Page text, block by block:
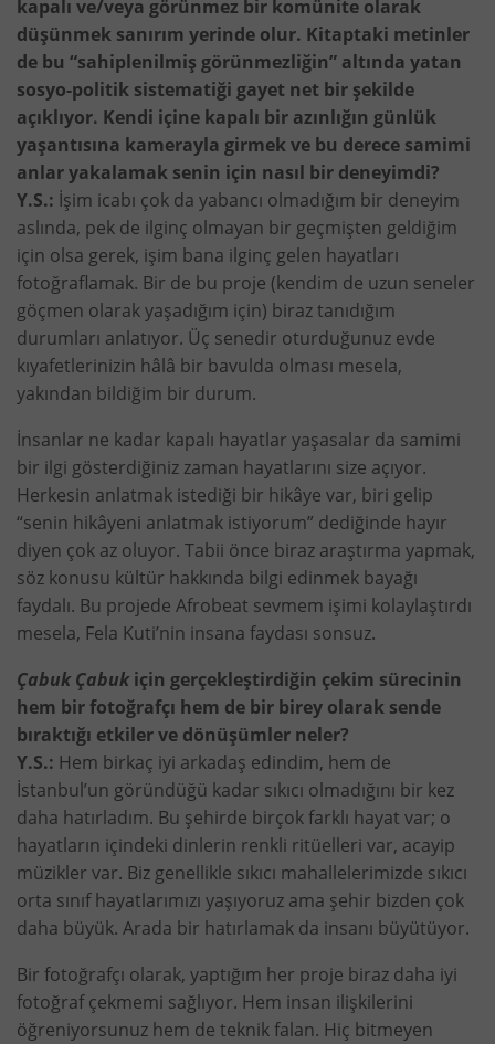
kapalı ve/veya görünmez bir komünite olarak
düşünmek sanırım yerinde olur. Kitaptaki metinler
de bu “sahiplenilmiş görünmezliğin” altında yatan
sosyo-politik sistematiği gayet net bir şekilde
açıklıyor. Kendi içine kapalı bir azınlığın günlük
yaşantısına kamerayla girmek ve bu derece samimi
anlar yakalamak senin için nasıl bir deneyimdi?
Y.S.: İşim icabı çok da yabancı olmadığım bir deneyim
aslında, pek de ilginç olmayan bir geçmişten geldiğim
için olsa gerek, işim bana ilginç gelen hayatları
fotoğraflamak. Bir de bu proje (kendim de uzun seneler
göçmen olarak yaşadığım için) biraz tanıdığım
durumları anlatıyor. Üç senedir oturduğunuz evde
kıyafetlerinizin hâlâ bir bavulda olması mesela,
yakından bildiğim bir durum.
İnsanlar ne kadar kapalı hayatlar yaşasalar da samimi
bir ilgi gösterdiğiniz zaman hayatlarını size açıyor.
Herkesin anlatmak istediği bir hikâye var, biri gelip
“senin hikâyeni anlatmak istiyorum” dediğinde hayır
diyen çok az oluyor. Tabii önce biraz araştırma yapmak,
söz konusu kültür hakkında bilgi edinmek bayağı
faydalı. Bu projede Afrobeat sevmem işimi kolaylaştırdı
mesela, Fela Kuti’nin insana faydası sonsuz.
Çabuk Çabuk için gerçekleştirdiğin çekim sürecinin
hem bir fotoğrafçı hem de bir birey olarak sende
bıraktığı etkiler ve dönüşümler neler?
Y.S.: Hem birkaç iyi arkadaş edindim, hem de
İstanbul’un göründüğü kadar sıkıcı olmadığını bir kez
daha hatırladım. Bu şehirde birçok farklı hayat var; o
hayatların içindeki dinlerin renkli ritüelleri var, acayip
müzikler var. Biz genellikle sıkıcı mahallelerimizde sıkıcı
orta sınıf hayatlarımızı yaşıyoruz ama şehir bizden çok
daha büyük. Arada bir hatırlamak da insanı büyütüyor.
Bir fotoğrafçı olarak, yaptığım her proje biraz daha iyi
fotoğraf çekmemi sağlıyor. Hem insan ilişkilerini
öğreniyorsunuz hem de teknik falan. Hiç bitmeyen